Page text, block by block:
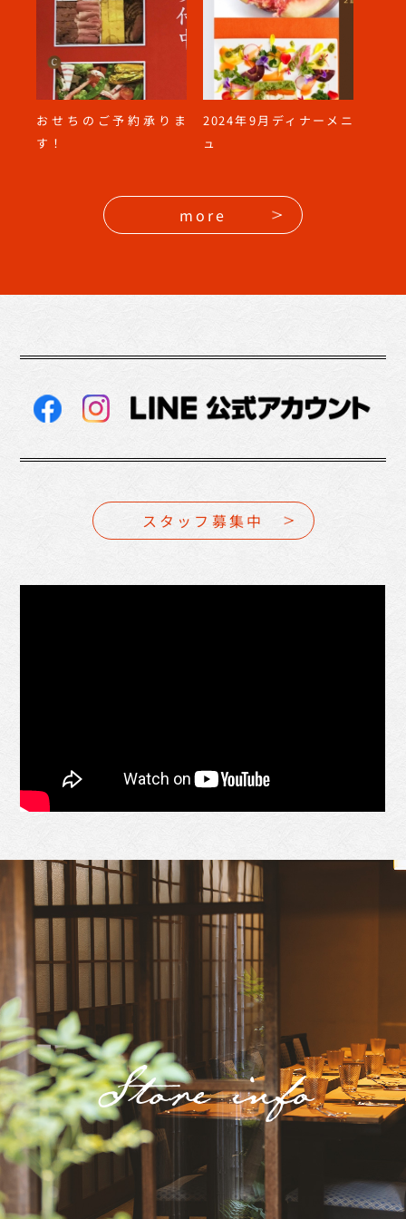
2024年9月ディナーメニ
ュ
2024年8月ディナーメニ
ュ
more
スタッフ募集中
Store info